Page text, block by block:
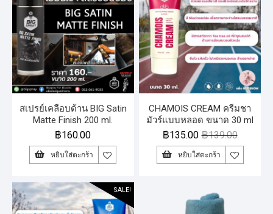
สเปรย์เคลือบด้าน BIG Satin
Matte Finish 200 ml.
฿160.00
หยิบใส่ตะกร้า
CHAMOIS CREAM ครีมชา
มัวร์แบบหลอด ขนาด 30 ml
กลิ่น Blossom
฿139.00
฿135.00
หยิบใส่ตะกร้า
SALE!